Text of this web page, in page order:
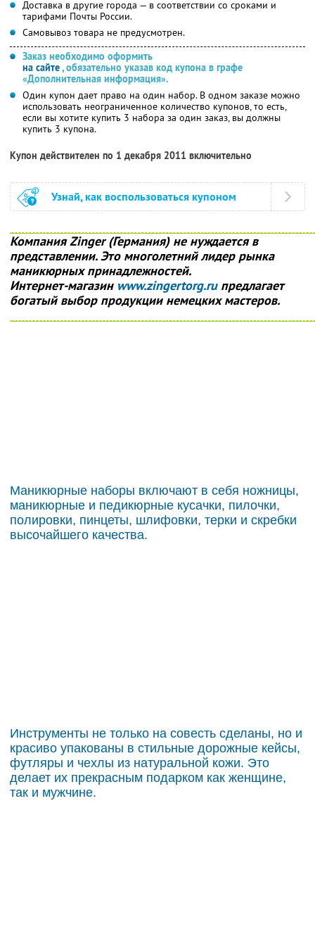
Доставка в другие города — в соответствии со сроками и
тарифами Почты России.
Самовывоз товара не предусмотрен.
Заказ необходимо оформить
на сайте, обязательно указав код купона в графе
«Дополнительная информация».
Один купон дает право на один набор. В одном заказе можно
использовать неограниченное количество купонов, то есть,
если вы хотите купить 3 набора за один заказ, вы должны
купить 3 купона.
Купон действителен по 1 декабря 2011 включительно
Узнай, как воспользоваться купоном
Компания Zinger (Германия) не нуждается в
представлении. Это многолетний лидер рынка
маникюрных принадлежностей.
Интернет-магазин www.zingertorg.ruпредлагает
богатый выбор продукции немецких мастеров.
Маникюрные наборы включают в себя ножницы,
маникюрные и педикюрные кусачки, пилочки,
полировки, пинцеты, шлифовки, терки и скребки
высочайшего качества.
Инструменты не только на совесть сделаны, но и
красиво упакованы в стильные дорожные кейсы,
футляры и чехлы из натуральной кожи. Это
делает их прекрасным подарком как женщине,
так и мужчине.